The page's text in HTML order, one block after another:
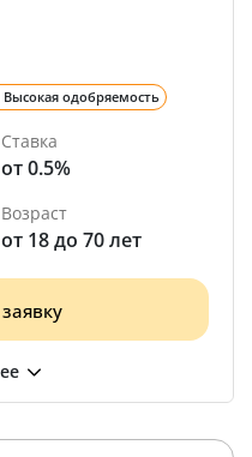
Высокая одобряемость
Ставка
от 0.5%
Возраст
от 18 до 70 лет